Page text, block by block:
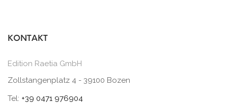
KONTAKT
Edition Raetia GmbH
Zollstangenplatz 4 - 39100 Bozen
Tel: +39 0471 976904